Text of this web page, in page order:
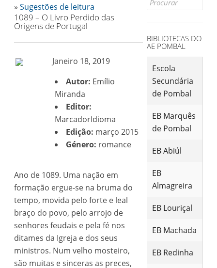
» Sugestões de leitura
1089 – O Livro Perdido das
Origens de Portugal
Janeiro 18, 2019
Autor: Emílio
Miranda
Editor:
MarcadorIdioma
Edição: março 2015
Género: romance
Ano de 1089. Uma nação em
formação ergue-se na bruma do
tempo, movida pelo forte e leal
braço do povo, pelo arrojo de
senhores feudais e pela fé nos
ditames da Igreja e dos seus
ministros. Num velho mosteiro,
são muitas e sinceras as preces,
BIBLIOTECAS DO
AE POMBAL
Escola
Secundária
de Pombal
EB Marquês
de Pombal
EB Abiúl
EB
Almagreira
EB Louriçal
EB Machada
EB Redinha